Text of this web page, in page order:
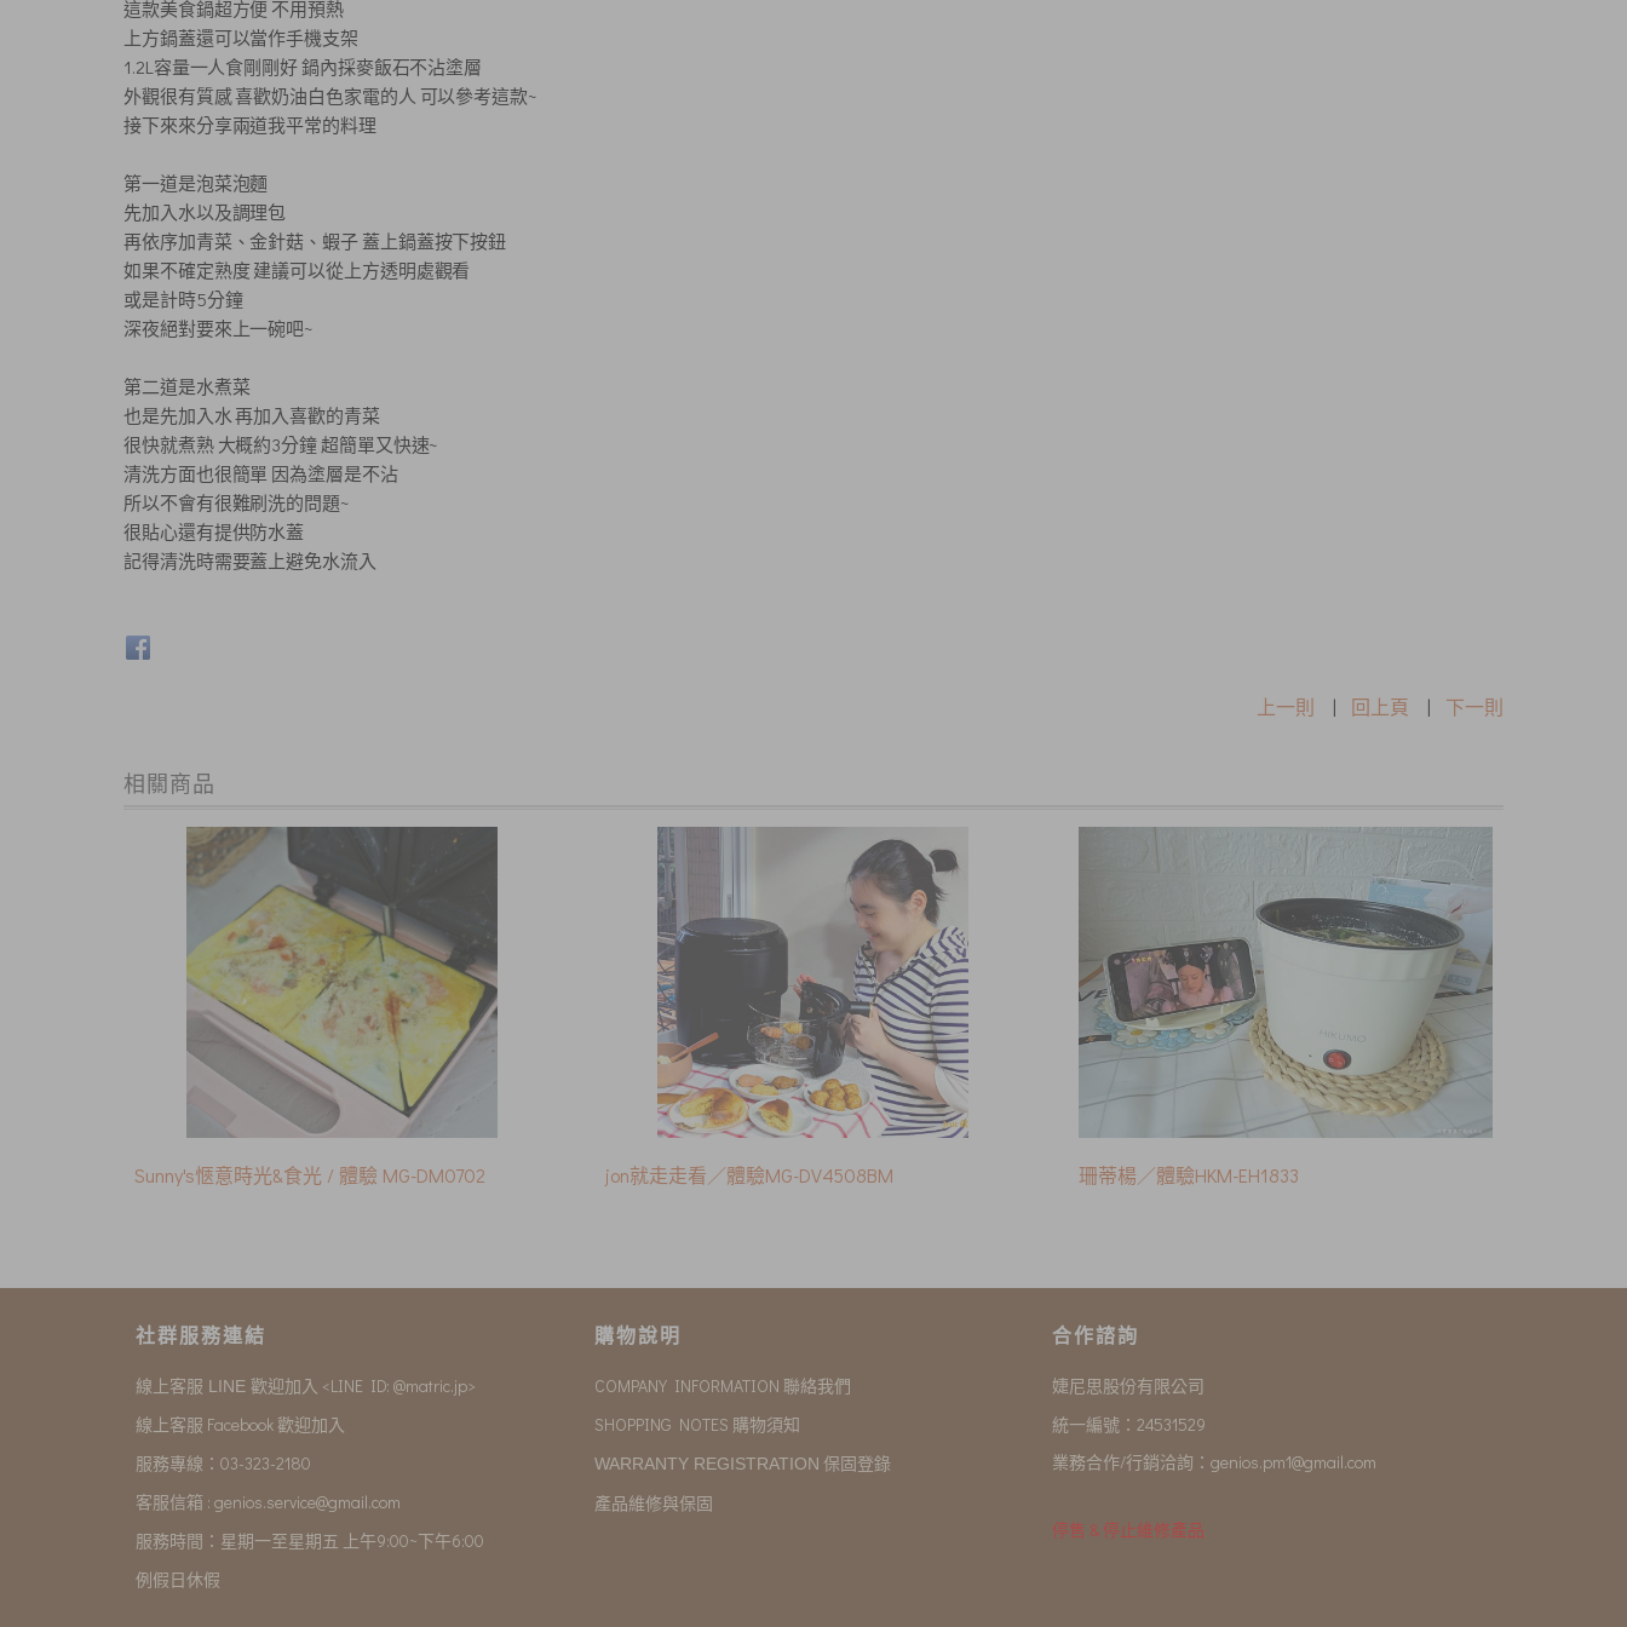
這款美食鍋超方便 不用預熱
上方鍋蓋還可以當作手機支架
1.2L容量一人食剛剛好 鍋內採麥飯石不沾塗層
外觀很有質感 喜歡奶油白色家電的人 可以參考這款~
接下來來分享兩道我平常的料理
第一道是泡菜泡麵
先加入水以及調理包
再依序加青菜、金針菇、蝦子 蓋上鍋蓋按下按鈕
如果不確定熟度 建議可以從上方透明處觀看
或是計時5分鐘
深夜絕對要來上一碗吧~
第二道是水煮菜
也是先加入水 再加入喜歡的青菜
很快就煮熟 大概約3分鐘 超簡單又快速~
清洗方面也很簡單 因為塗層是不沾
所以不會有很難刷洗的問題~
很貼心還有提供防水蓋
記得清洗時需要蓋上避免水流入
上一則 | 回上頁 | 下一則
相關商品
Sunny's愜意時光&食光 / 體驗 MG-DM0702 jon就走走看／體驗MG-DV4508BM 珊蒂楊／體驗HKM-EH1833
社群服務連結
線上客服 LINE 歡迎加入 <LINE ID: @matric.jp>
線上客服 Facebook 歡迎加入
服務專線：03-323-2180
客服信箱 : genios.service@gmail.com
服務時間：星期一至星期五 上午9:00~下午6:00
例假日休假
購物說明
COMPANY INFORMATION 聯絡我們
SHOPPING NOTES 購物須知
WARRANTY REGISTRATION 保固登錄
產品維修與保固
合作諮詢
婕尼思股份有限公司
統一編號：24531529
業務合作/行銷洽詢：genios.pm1@gmail.com
停售 & 停止維修產品